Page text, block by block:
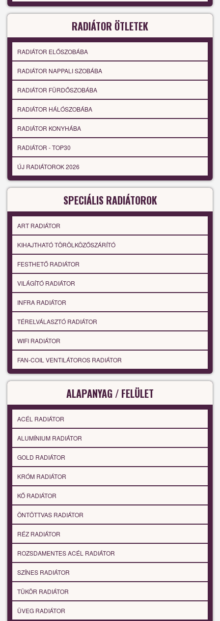
RADIÁTOR ÖTLETEK
RADIÁTOR ELŐSZOBÁBA
RADIÁTOR NAPPALI SZOBÁBA
RADIÁTOR FÜRDŐSZOBÁBA
RADIÁTOR HÁLÓSZOBÁBA
RADIÁTOR KONYHÁBA
RADIÁTOR - TOP30
ÚJ RADIÁTOROK 2026
SPECIÁLIS RADIÁTOROK
ART RADIÁTOR
KIHAJTHATÓ TÖRÖLKÖZŐSZÁRÍTÓ
FESTHETŐ RADIÁTOR
VILÁGÍTÓ RADIÁTOR
INFRA RADIÁTOR
TÉRELVÁLASZTÓ RADIÁTOR
WIFI RADIÁTOR
FAN-COIL VENTILÁTOROS RADIÁTOR
ALAPANYAG / FELÜLET
ACÉL RADIÁTOR
ALUMÍNIUM RADIÁTOR
GOLD RADIÁTOR
KRÓM RADIÁTOR
KŐ RADIÁTOR
ÖNTÖTTVAS RADIÁTOR
RÉZ RADIÁTOR
ROZSDAMENTES ACÉL RADIÁTOR
SZÍNES RADIÁTOR
TÜKÖR RADIÁTOR
ÜVEG RADIÁTOR